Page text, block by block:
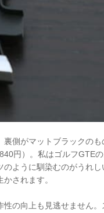
側がマットブラックの
円）。私はゴルフGTE
のように馴染むのがうれ
されます。
の向上も見逃せません